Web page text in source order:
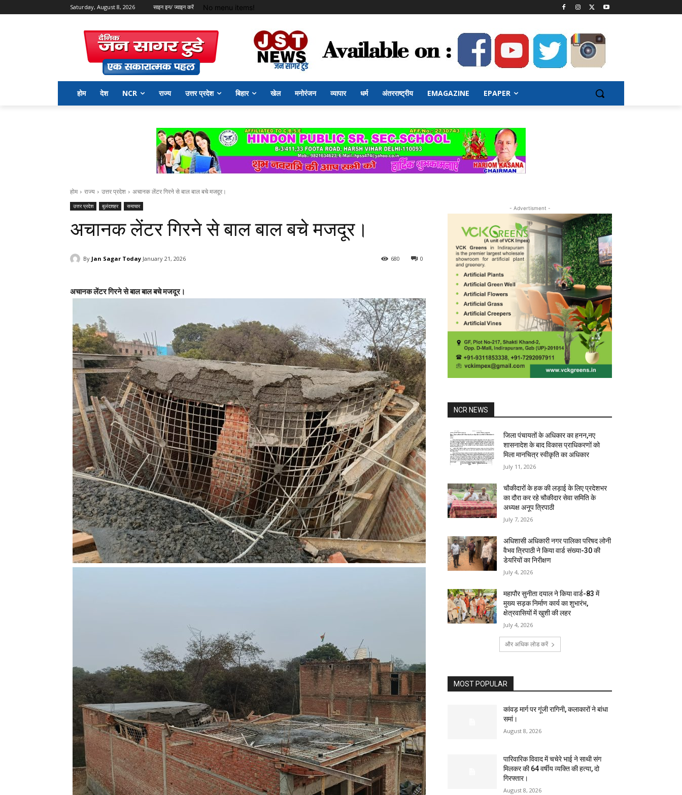
Saturday, August 8, 2026 साइन इन/ ज्वाइन करें No menu items!
होम देश NCR राज्य उत्तर प्रदेश बिहार खेल मनोरंजन व्यापार धर्म अंतरराष्ट्रीय EMAGAZINE EPAPER
होम राज्य उत्तर प्रदेश अचानक लेंटर गिरने से बाल बाल बचे मजदूर।
उत्तर प्रदेश बुलंदशहर समाचार
अचानक लेंटर गिरने से बाल बाल बचे मजदूर।
By Jan Sagar Today January 21, 2026 0
680
अचानक लेंटर गिरने से बाल बाल बचे मजदूर।
- Advertisment -
NCR NEWS
जिला पंचायतों के अधिकार का हनन,नए
शासनादेश के बाद विकास प्राधिकरणों को
मिला मानचित्र स्वीकृति का अधिकार
July 11, 2026
चौकीदारों के हक की लड़ाई के लिए प्रदेशभर
का दौरा कर रहे चौकीदार सेवा समिति के
अध्यक्ष अनूप त्रिपाठी
July 7, 2026
अधिशासी अधिकारी नगर पालिका परिषद लोनी
वैभव त्रिपाठी ने किया वार्ड संख्या-30 की
डेयरियों का निरीक्षण
July 4, 2026
महापौर सुनीता दयाल ने किया वार्ड-83 में
मुख्य सड़क निर्माण कार्य का शुभारंभ,
क्षेत्रवासियों में खुशी की लहर
July 4, 2026
और अधिक लोड करें
MOST POPULAR
कांवड़ मार्ग पर गूंजी रागिनी, कलाकारों ने बांधा
समां।
August 8, 2026
पारिवारिक विवाद में चचेरे भाई ने साथी संग
मिलकर की 64 वर्षीय व्यक्ति की हत्या, दो
गिरफ्तार।
August 8, 2026